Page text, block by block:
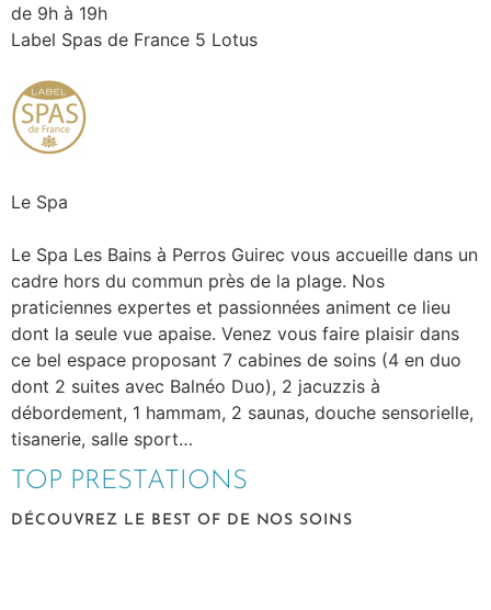
de 9h à 19h
Label Spas de France 5 Lotus
Le Spa
Le Spa Les Bains à Perros Guirec vous accueille dans un
cadre hors du commun près de la plage. Nos
praticiennes expertes et passionnées animent ce lieu
dont la seule vue apaise. Venez vous faire plaisir dans
ce bel espace proposant 7 cabines de soins (4 en duo
dont 2 suites avec Balnéo Duo), 2 jacuzzis à
débordement, 1 hammam, 2 saunas, douche sensorielle,
tisanerie, salle sport…
TOP PRESTATIONS
DÉCOUVREZ LE BEST OF DE NOS SOINS